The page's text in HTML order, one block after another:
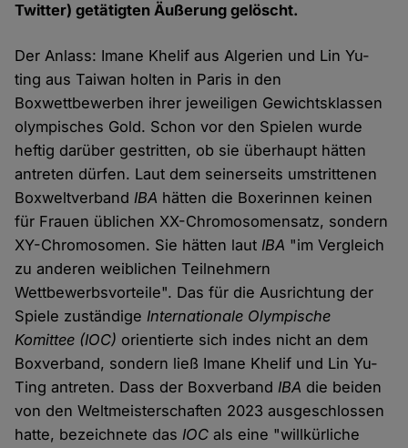
Twitter) getätigten Äußerung gelöscht.
Der Anlass: Imane Khelif aus Algerien und Lin Yu-
ting aus Taiwan holten in Paris in den
Boxwettbewerben ihrer jeweiligen Gewichtsklassen
olympisches Gold. Schon vor den Spielen wurde
heftig darüber gestritten, ob sie überhaupt hätten
antreten dürfen. Laut dem seinerseits umstrittenen
BoxweltverbandIBA hätten die Boxerinnen keinen
für Frauen üblichen XX-Chromosomensatz, sondern
XY-Chromosomen. Sie hätten lautIBA "im Vergleich
zu anderen weiblichen Teilnehmern
Wettbewerbsvorteile". Das für die Ausrichtung der
Spiele zuständigeInternationale Olympische
Komittee (IOC) orientierte sich indes nicht an dem
Boxverband, sondern ließ Imane Khelif und Lin Yu-
Ting antreten. Dass der BoxverbandIBA die beiden
von den Weltmeisterschaften 2023 ausgeschlossen
hatte, bezeichnete dasIOC als eine "willkürliche